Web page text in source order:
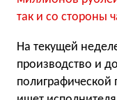
так и со стороны
На текущей
производство и
полиграфической